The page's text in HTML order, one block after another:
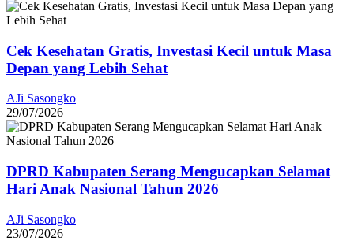
Cek Kesehatan Gratis, Investasi Kecil untuk Masa
Depan yang Lebih Sehat
AJi Sasongko
29/07/2026
DPRD Kabupaten Serang Mengucapkan Selamat
Hari Anak Nasional Tahun 2026
AJi Sasongko
23/07/2026